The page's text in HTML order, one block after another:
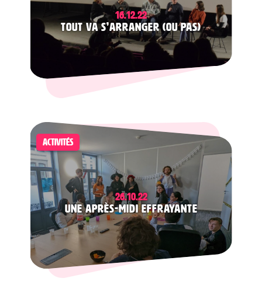
16.12.22
Tout va s’arranger (ou pas)
ACTIVITÉS
26.10.22
Une après-midi effrayante